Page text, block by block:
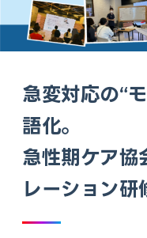
急変対応の“
語化。
急性期ケア協
レーション研